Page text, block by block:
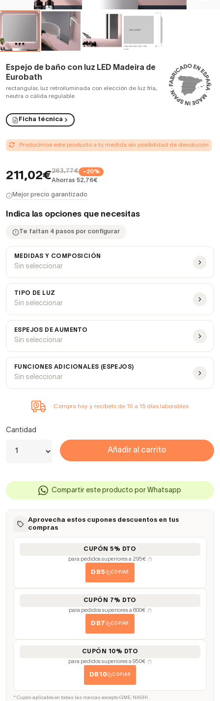
Espejo de baño con luz LED Madeira de
Eurobath
rectangular, luz retroiluminada con elección de luz fría,
neutra o cálida regulable
Ficha técnica
Producimos este producto a tu medida sin posibilidad de devolución
211,02€263,77€ −20%
Ahorras 52,76€
Mejor precio garantizado
Indica las opciones que necesitas
Te faltan 4 pasos por configurar
MEDIDAS Y COMPOSICIÓN
Sin seleccionar
TIPO DE LUZ
Sin seleccionar
ESPEJOS DE AUMENTO
Sin seleccionar
FUNCIONES ADICIONALES (ESPEJOS)
Sin seleccionar
Compra hoy y recíbelo de 10 a 15 días laborables
Cantidad
Añadir al carrito
Compartir este producto por Whatsapp
Aprovecha estos cupones descuentos en tus
compras
CUPÓN 5% DTO
para pedidos superiores a 295€ (*)
DB5 COPIAR
CUPÓN 7% DTO
para pedidos superiores a 600€ (*)
DB7 COPIAR
CUPÓN 10% DTO
para pedidos superiores a 950€ (*)
DB10 COPIAR
* Cupón aplicable en todas las marcas excepto GME, NASHI.